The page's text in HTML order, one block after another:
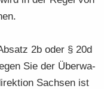
2b oder § 20d
Sie der Über­wa­
Sach­sen ist